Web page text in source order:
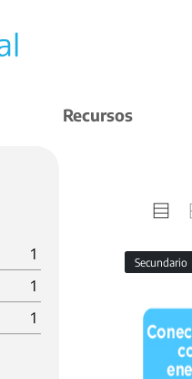
Recursos
1
1
1
Secundario